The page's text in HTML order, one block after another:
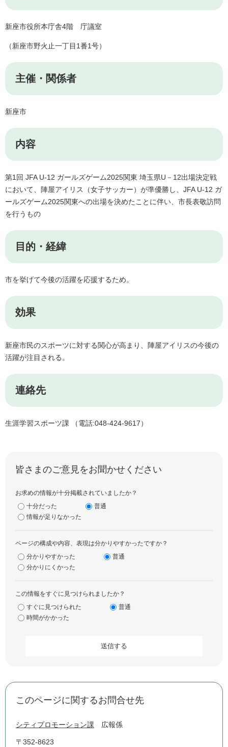
新座市役所本庁舎4階 庁議室
（新座市野火止一丁目1番1号）
主催・関係者
新座市
内容
第1回 JFA U-12 ガールズゲーム2025関東 埼玉県U－12出場決定戦
において、陣屋アイリス（女子サッカー）が準優勝し、JFA U-12 ガ
ールズゲーム2025関東への出場を決めたことに伴い、市長表敬訪問
を行うもの
目的・経緯
市を挙げて今後の活躍を応援するため。
効果
新座市民のスポーツに対する関心が高まり、陣屋アイリスの今後の
活躍が注目される。
連絡先
生涯学習スポーツ課 （電話:048-424-9617）
皆さまのご意見をお聞かせください
お求めの情報が十分掲載されていましたか？
十分だった
普通
情報が足りなかった
ページの構成や内容、表現は分かりやすかったですか？
分かりやすかった
普通
分かりにくかった
この情報をすぐに見つけられましたか？
すぐに見つけられた
普通
時間がかかった
このページに関するお問合せ先
シティプロモーション課 広報係
〒352-8623